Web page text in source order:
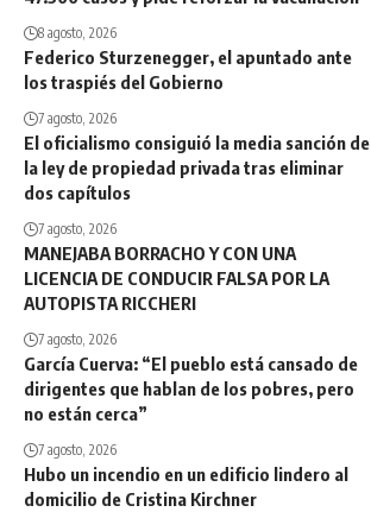
8 agosto, 2026
Federico Sturzenegger, el apuntado ante
los traspiés del Gobierno
7 agosto, 2026
El oficialismo consiguió la media sanción de
la ley de propiedad privada tras eliminar
dos capítulos
7 agosto, 2026
MANEJABA BORRACHO Y CON UNA
LICENCIA DE CONDUCIR FALSA POR LA
AUTOPISTA RICCHERI
7 agosto, 2026
García Cuerva: “El pueblo está cansado de
dirigentes que hablan de los pobres, pero
no están cerca”
7 agosto, 2026
Hubo un incendio en un edificio lindero al
domicilio de Cristina Kirchner